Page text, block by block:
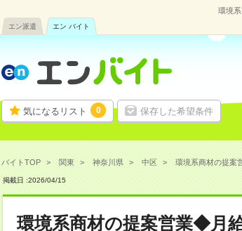
環境
エン派遣 エン バイト
気になるリスト 0 保存した希望条件
バイトTOP 関東 神奈川県 中区 環境系商材の提案
掲載日 :2026/04/15
環境系商材の提案営業◆月